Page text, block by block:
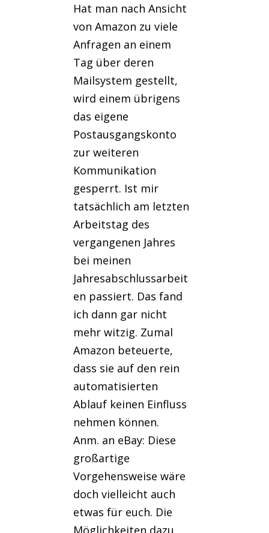
Hat man nach Ansicht
von Amazon zu viele
Anfragen an einem
Tag über deren
Mailsystem gestellt,
wird einem übrigens
das eigene
Postausgangskonto
zur weiteren
Kommunikation
gesperrt. Ist mir
tatsächlich am letzten
Arbeitstag des
vergangenen Jahres
bei meinen
Jahresabschlussarbeit
en passiert. Das fand
ich dann gar nicht
mehr witzig. Zumal
Amazon beteuerte,
dass sie auf den rein
automatisierten
Ablauf keinen Einfluss
nehmen können.
Anm. an eBay: Diese
großartige
Vorgehensweise wäre
doch vielleicht auch
etwas für euch. Die
Möglichkeiten dazu